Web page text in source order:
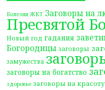
Болезни ЖКТ Заговоры на
Пресвятой
Новый год гадания
Богородицы заговоры
замужества
заговоры на богатство
здоровье заговоры на красоту